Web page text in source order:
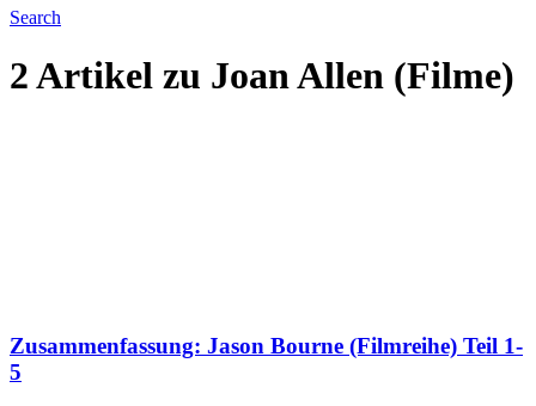
Search
2 Artikel zu Joan Allen (Filme)
Zusammenfassung: Jason Bourne (Filmreihe) Teil 1-
5